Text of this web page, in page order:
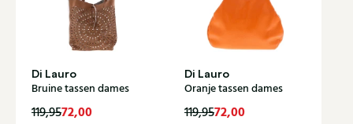
Di Lauro
Bruine tassen dames
119,9572,00
Di Lauro
Oranje tassen dames
119,9572,00